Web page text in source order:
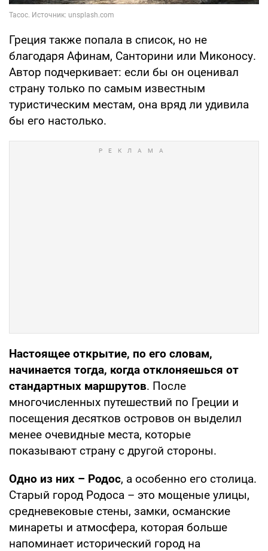
Греция также попала в список, но не
благодаря Афинам, Санторини или Миконосу.
Автор подчеркивает: если бы он оценивал
страну только по самым известным
туристическим местам, она вряд ли удивила
бы его настолько.
Настоящее открытие, по его словам,
начинается тогда, когда отклоняешься от
стандартных маршрутов. После
многочисленных путешествий по Греции и
посещения десятков островов он выделил
менее очевидные места, которые
показывают страну с другой стороны.
Одно из них – Родос, а особенно его столица.
Старый город Родоса – это мощеные улицы,
средневековые стены, замки, османские
минареты и атмосфера, которая больше
напоминает исторический город на